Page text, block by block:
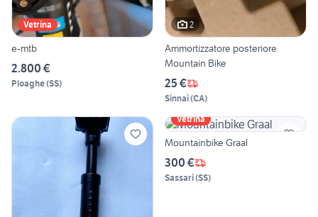
Vetrina
e-mtb
2.800 €
Ploaghe(SS)
2
Ammortizzatore posteriore
Mountain Bike
25 €
Sinnai(CA)
Vetrina
Mountainbike Graal
300 €
Sassari(SS)